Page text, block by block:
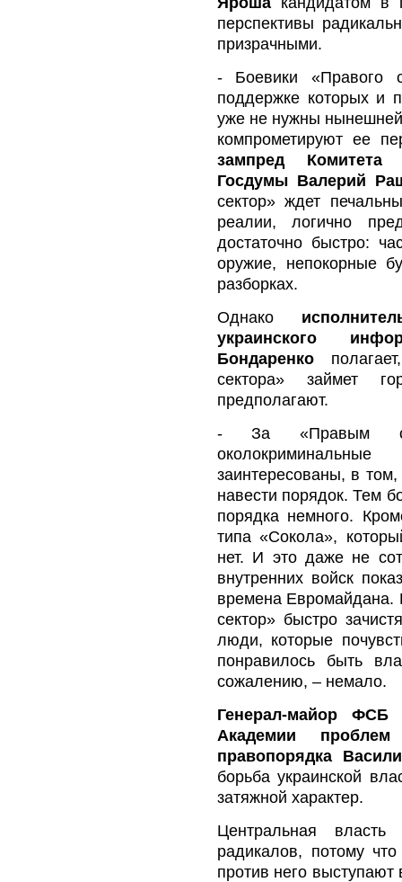
перспективы
призрачными.
- Боевики «Правого
поддержке которых и
уже не нужны
компрометируют ее
зампред Комитета
Госдумы Валерий
сектор» ждет
реалии, логично
достаточно быстро:
оружие, непокорные
разборках.
Однако
украинского
Бондаренко
сектора» займет
предполагают.
- За «Правым
заинтересованы, в
навести порядок. Тем
порядка немного.
типа «Сокола»,
нет. И это даже не
внутренних войск
времена
сектор» быстро
люди, которые
понравилось быть
сожалению, – немало.
Генерал-майор ФСБ
Академии
правопорядка
борьба украинской
затяжной характер.
Центральная
радикалов, потому
против него выступают